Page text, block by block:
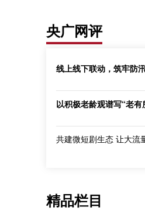
央广网评
线上线下联动，筑牢防
以积极老龄观谱写“老
共建微短剧生态 让大流
精品栏目